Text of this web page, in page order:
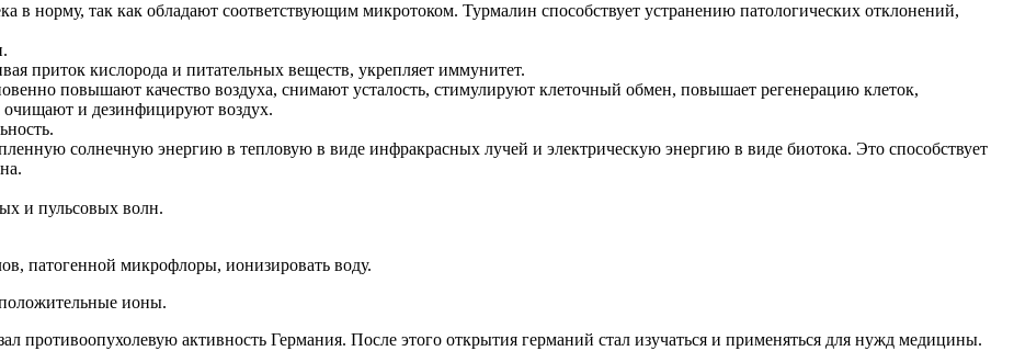
в норму, так как обладают соответствующим микротоком. Турмалин способствует устранению патологических отклонений,
приток кислорода и питательных веществ, укрепляет иммунитет.
повышают качество воздуха, снимают усталость, стимулируют клеточный обмен, повышает регенерацию клеток,
очищают и дезинфицируют воздух.
солнечную энергию в тепловую в виде инфракрасных лучей и электрическую энергию в виде биотока. Это способствует
и пульсовых волн.
патогенной микрофлоры, ионизировать воду.
ионы.
противоопухолевую активность Германия. После этого открытия германий стал изучаться и применяться для нужд медицины.